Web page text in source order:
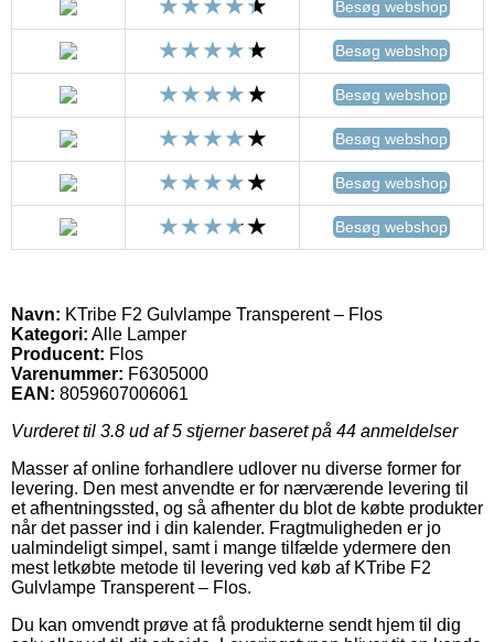
Besøg webshop
Besøg webshop
Besøg webshop
Besøg webshop
Besøg webshop
Besøg webshop
Navn: KTribe F2 Gulvlampe Transperent – Flos
Kategori: Alle Lamper
Producent: Flos
Varenummer: F6305000
EAN: 8059607006061
Vurderet til 3.8 ud af 5 stjerner baseret på 44 anmeldelser
Masser af online forhandlere udlover nu diverse former for
levering. Den mest anvendte er for nærværende levering til
et afhentningssted, og så afhenter du blot de købte produkter
når det passer ind i din kalender. Fragtmuligheden er jo
ualmindeligt simpel, samt i mange tilfælde ydermere den
mest letkøbte metode til levering ved køb af KTribe F2
Gulvlampe Transperent – Flos.
Du kan omvendt prøve at få produkterne sendt hjem til dig